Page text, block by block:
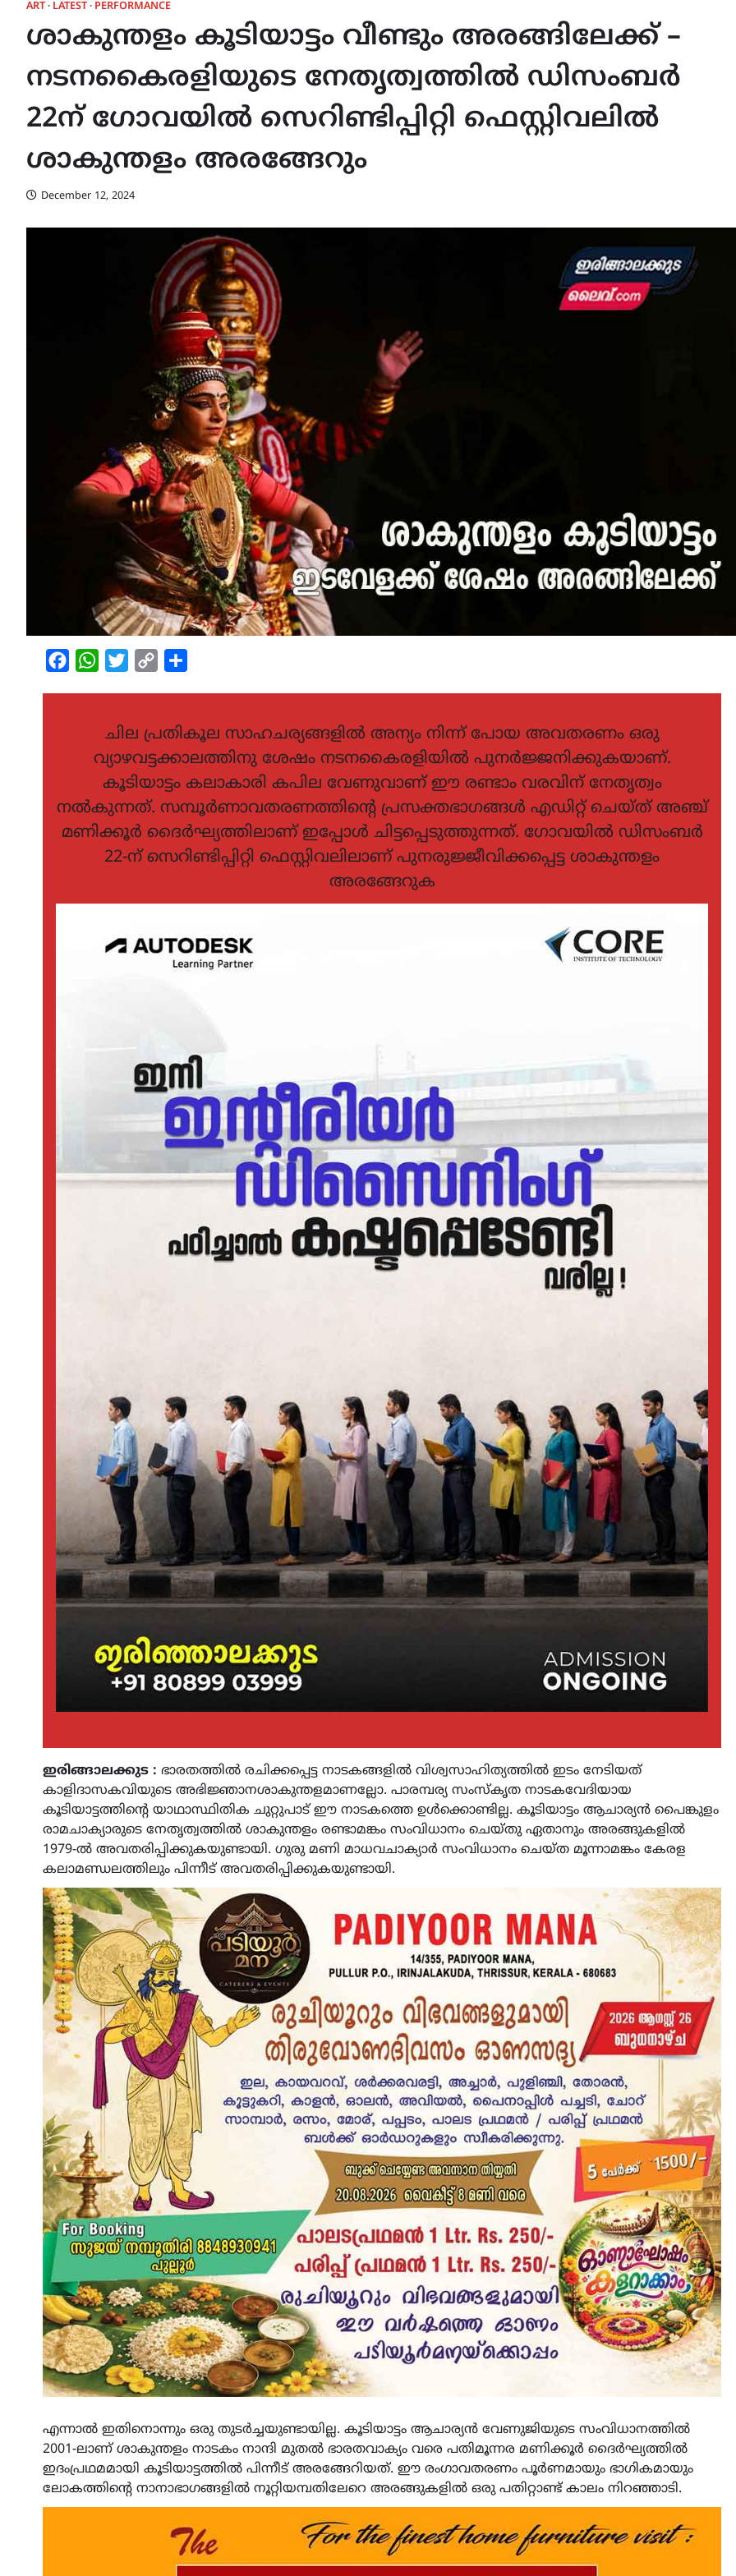
ART LATEST PERFORMANCE
ശാകുന്തളം കൂടിയാട്ടം വീണ്ടും അരങ്ങിലേക്ക് –
നടനകൈരളിയുടെ നേതൃത്വത്തില്‍ ഡിസംബർ
22ന് ഗോവയിൽ സെറിണ്ടിപ്പിറ്റി ഫെസ്റ്റിവലിൽ
ശാകുന്തളം അരങ്ങേറും
December 12, 2024
FacebookWhatsAppTwitterCopy
ചില പ്രതികൂല സാഹചര്യങ്ങളിൽ അന്യം നിന്ന് പോയ അവതരണം ഒരു
വ്യാഴവട്ടക്കാലത്തിനു ശേഷം നടനകൈരളിയിൽ പുനർജ്ജനിക്കുകയാണ്.
കൂടിയാട്ടം കലാകാരി കപില വേണുവാണ് ഈ രണ്ടാം വരവിന് നേതൃത്വം
നൽകുന്നത്. സമ്പൂർണാവതരണത്തിന്റെ പ്രസക്തഭാഗങ്ങൾ എഡിറ്റ് ചെയ്ത് അഞ്ച്
മണിക്കൂർ ദൈർഘ്യത്തിലാണ് ഇപ്പോൾ ചിട്ടപ്പെടുത്തുന്നത്. ഗോവയിൽ ഡിസംബർ
22-ന് സെറിണ്ടിപ്പിറ്റി ഫെസ്റ്റിവലിലാണ് പുനരുജ്ജീവിക്കപ്പെട്ട ശാകുന്തളം
അരങ്ങേറുക
ഇരിങ്ങാലക്കുട : ഭാരതത്തിൽ രചിക്കപ്പെട്ട നാടകങ്ങളിൽ വിശ്വസാഹിത്യത്തിൽ ഇടം നേടിയത്
കാളിദാസകവിയുടെ അഭിജ്ഞാനശാകുന്തളമാണല്ലോ. പാരമ്പര്യ സംസ്കൃത നാടകവേദിയായ
കൂടിയാട്ടത്തിന്റെ യാഥാസ്ഥിതിക ചുറ്റുപാട് ഈ നാടകത്തെ ഉൾക്കൊണ്ടില്ല. കൂടിയാട്ടം ആചാര്യൻ പൈങ്കുളം
രാമചാക്യാരുടെ നേതൃത്വത്തിൽ ശാകുന്തളം രണ്ടാമങ്കം സംവിധാനം ചെയ്തു ഏതാനും അരങ്ങുകളിൽ
1979-ൽ അവതരിപ്പിക്കുകയുണ്ടായി. ഗുരു മണി മാധവചാക്യാർ സംവിധാനം ചെയ്ത മൂന്നാമങ്കം കേരള
കലാമണ്ഡലത്തിലും പിന്നീട് അവതരിപ്പിക്കുകയുണ്ടായി.
എന്നാൽ ഇതിനൊന്നും ഒരു തുടർച്ചയുണ്ടായില്ല. കൂടിയാട്ടം ആചാര്യൻ വേണുജിയുടെ സംവിധാനത്തിൽ
2001-ലാണ് ശാകുന്തളം നാടകം നാന്ദി മുതൽ ഭാരതവാക്യം വരെ പതിമൂന്നര മണിക്കൂർ ദൈർഘ്യത്തിൽ
ഇദംപ്രഥമമായി കൂടിയാട്ടത്തിൽ പിന്നീട് അരങ്ങേറിയത്. ഈ രംഗാവതരണം പൂർണമായും ഭാഗികമായും
ലോകത്തിന്റെ നാനാഭാഗങ്ങളിൽ നൂറ്റിയമ്പതിലേറെ അരങ്ങുകളിൽ ഒരു പതിറ്റാണ്ട് കാലം നിറഞ്ഞാടി.
LITERATURE
August 6, 2026